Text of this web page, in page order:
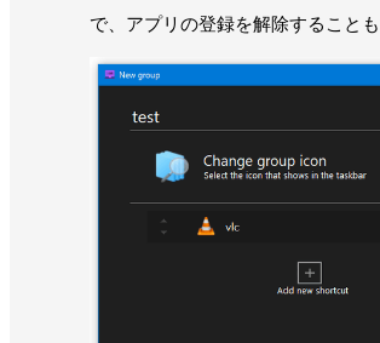
で、アプリの登録を解除することも